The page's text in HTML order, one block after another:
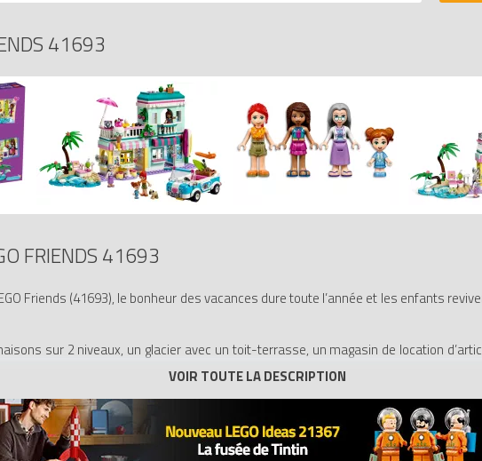
41693
FRIENDS 41693
Friends (41693), le bonheur des vacances dure toute l’année et les enfants
sur 2 niveaux, un glacier avec un toit-terrasse, un magasin de location
Friends, avec son potager. Ce set inclut une superbe voiture décapotable dans
Une guitare, un tourne-disque et de la crème solaire sont quelques-uns